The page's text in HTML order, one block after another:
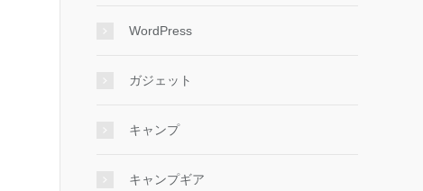
WordPress
ガジェット
キャンプ
キャンプギア